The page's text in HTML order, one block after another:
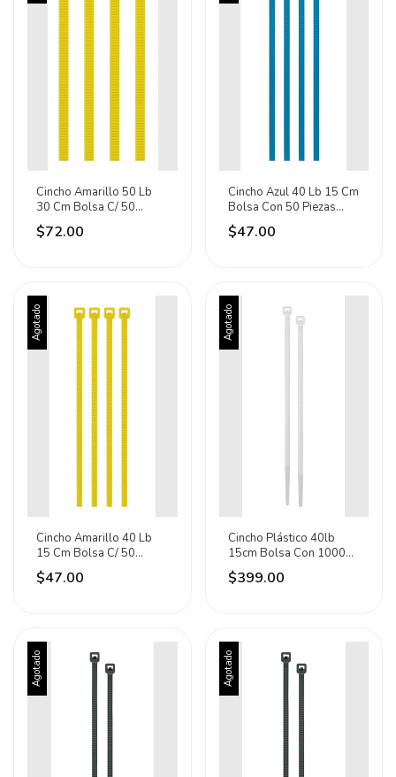
Cincho Amarillo 50 Lb
30 Cm Bolsa C/ 50
Piezas Volteck 41022
$72.00
Cincho Azul 40 Lb 15 Cm
Bolsa Con 50 Piezas
Volteck 41015
$47.00
Agotado
Cincho Amarillo 40 Lb
15 Cm Bolsa C/ 50
Piezas Volteck 41018
Amarillo
$47.00
Agotado
Cincho Plástico 40lb
15cm Bolsa Con 1000
Pz Volteck 47460 Blanco
$399.00
Agotado Agotado